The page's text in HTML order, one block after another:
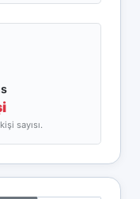
sayısı.